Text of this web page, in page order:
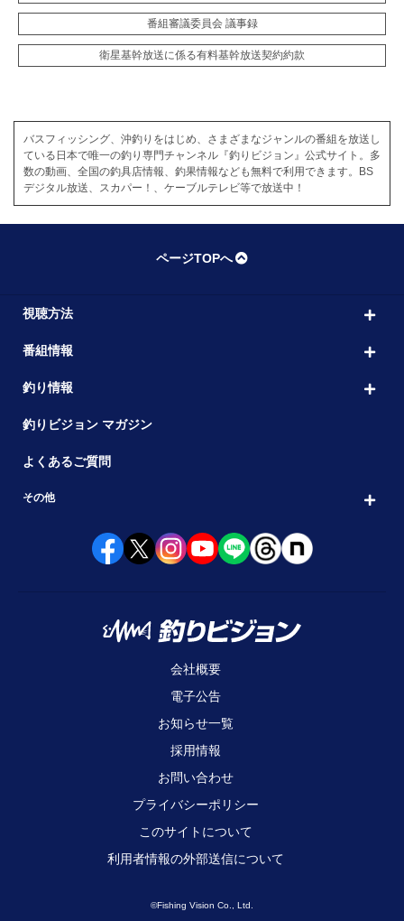
番組審議委員会 議事録
衛星基幹放送に係る有料基幹放送契約約款
バスフィッシング、沖釣りをはじめ、さまざまなジャンルの番組を放送し
ている日本で唯一の釣り専門チャンネル『釣りビジョン』公式サイト。多
数の動画、全国の釣具店情報、釣果情報なども無料で利用できます。BS
デジタル放送、スカパー！、ケーブルテレビ等で放送中！
ページTOPへ
視聴方法
番組情報
釣り情報
釣りビジョン マガジン
よくあるご質問
その他
会社概要
電子公告
お知らせ一覧
採用情報
お問い合わせ
プライバシーポリシー
このサイトについて
利用者情報の外部送信について
©Fishing Vision Co., Ltd.